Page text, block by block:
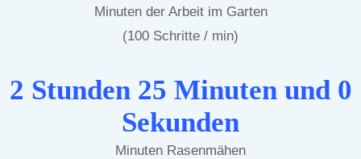
Minuten der Arbeit im Garten
(100 Schritte / min)
2 Stunden 25 Minuten und 0
Sekunden
Minuten Rasenmähen